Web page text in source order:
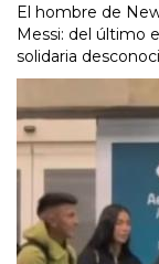
El hombre de
Messi: del último
solidaria